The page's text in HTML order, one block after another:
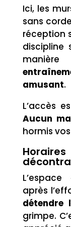
Ici, les
sans
réception
discipline
amusant.
L’accès
Aucun
hormis
après
détendre
grimpe.